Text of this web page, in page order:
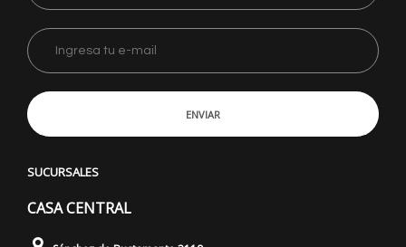
ENVIAR
SUCURSALES
CASA CENTRAL